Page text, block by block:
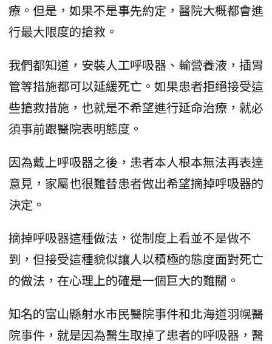
療。但是，如果不是事先約定，醫院大概都會進
行最大限度的搶救。
我們都知道，安裝人工呼吸器、輸營養液，插胃
管等措施都可以延緩死亡。如果患者拒絕接受這
些搶救措施，也就是不希望進行延命治療，就必
須事前跟醫院表明態度。
因為戴上呼吸器之後，患者本人根本無法再表達
意見，家屬也很難替患者做出希望摘掉呼吸器的
決定。
摘掉呼吸器這種做法，從制度上看並不是做不
到，但接受這種貌似讓人以積極的態度面對死亡
的做法，在心理上的確是一個巨大的難關。
知名的富山縣射水市民醫院事件和北海道羽幌醫
院事件，就是因為醫生取掉了患者的呼吸器，醫